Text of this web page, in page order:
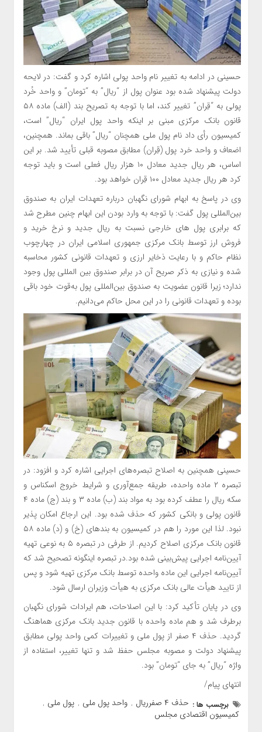
حسینی در ادامه به تغییر نام واحد پولی اشاره کرد و گفت: در لایحه
دولت پیشنهاد شده بود عنوان پول از “ریال” به “تومان” و واحد خُرد
پولی به “قِران” تغییر کند، اما با توجه به تصریح بند (الف) ماده ۵۸
قانون بانک مرکزی مبنی بر اینکه واحد پول ایران “ریال” است،
کمیسیون رأی داد نام پول ملی همچنان “ریال” باقی بماند. همچنین،
اضعاف و واحد خرد پول (قِران) مطابق مصوبه قبلی تأیید شد. بر این
اساس، هر ریال جدید معادل ۱۰ هزار ریال فعلی است و باید توجه
کرد هر ریال جدید معادل ۱۰۰ قِران خواهد بود.
وی در پاسخ به ابهام شورای نگهبان درباره تعهدات ایران به صندوق
بین‌المللی پول گفت: با توجه به وارد بودن این ابهام چنین مطرح شد
که برابری پول های خارجی نسبت به ریال جدید و نرخ خرید و
فروش ارز توسط بانک مرکزی جمهوری اسلامی ایران در چهارچوب
نظام حاکم و با رعایت ذخایر ارزی و تعهدات قانونی کشور محاسبه
شده و نیازی به ذکر صریح آن در برابر صندوق بین المللی پول وجود
ندارد؛ زیرا قانون عضویت به صندوق بین‌المللی پول به‌قوت خود باقی
بوده و تعهدات قانونی را در این محل حاکم می‌دانیم.
حسینی همچنین به اصلاح تبصره‌های اجرایی اشاره کرد و افزود: در
تبصره ۲ ماده واحده، طریقه جمع‌آوری و شرایط خروج اسکناس و
سکه ریال را عطف کرده بود به مواد بند (ب) ماده ۳ و بند (ج) ماده ۴
قانون پولی و بانکی کشور که حذف شده بود. این ارجاع امکان پذیر
نبود. لذا این مورد را هم در کمیسیون به بندهای (خ) و (د) ماده ۵۸
قانون بانک مرکزی اصلاح کردیم. از طرفی در تبصره ۵ به نوعی تهیه
آیین‌نامه اجرایی پیش‌بینی شده بود.در تبصره اینگونه تصحیح شد که
آیین‌نامه اجرایی این ماده واحده توسط بانک مرکزی تهیه شود و پس
از تایید هیأت عالی بانک مرکزی به هیأت وزیران ارسال شود.
وی در پایان تأکید کرد: با این اصلاحات، هم ایرادات شورای نگهبان
برطرف شد و هم ماده واحده با قانون جدید بانک مرکزی هماهنگ
گردید. حذف ۴ صفر از پول ملی و تغییرات کمی واحد پولی مطابق
پیشنهاد دولت و مصوبه مجلس حفظ شد و تنها تغییر، استفاده از
واژه “ریال” به جای “تومان” بود.
انتهای پیام/
برچسب ها : حذف ۴ صفرریال , واحد پول ملی , پول ملی ,
کمیسیون اقتصادی مجلس